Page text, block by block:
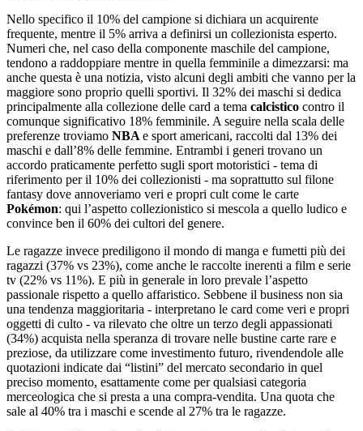
Nello specifico il 10% del campione si dichiara un acquirente
frequente, mentre il 5% arriva a definirsi un collezionista esperto.
Numeri che, nel caso della componente maschile del campione,
tendono a raddoppiare mentre in quella femminile a dimezzarsi: ma
anche questa è una notizia, visto alcuni degli ambiti che vanno per la
maggiore sono proprio quelli sportivi. Il 32% dei maschi si dedica
principalmente alla collezione delle card a tema calcistico contro il
comunque significativo 18% femminile. A seguire nella scala delle
preferenze troviamo NBA e sport americani, raccolti dal 13% dei
maschi e dall’8% delle femmine. Entrambi i generi trovano un
accordo praticamente perfetto sugli sport motoristici - tema di
riferimento per il 10% dei collezionisti - ma soprattutto sul filone
fantasy dove annoveriamo veri e propri cult come le carte
Pokémon: qui l’aspetto collezionistico si mescola a quello ludico e
convince ben il 60% dei cultori del genere.
Le ragazze invece prediligono il mondo di manga e fumetti più dei
ragazzi (37% vs 23%), come anche le raccolte inerenti a film e serie
tv (22% vs 11%). E più in generale in loro prevale l’aspetto
passionale rispetto a quello affaristico. Sebbene il business non sia
una tendenza maggioritaria - interpretano le card come veri e propri
oggetti di culto - va rilevato che oltre un terzo degli appassionati
(34%) acquista nella speranza di trovare nelle bustine carte rare e
preziose, da utilizzare come investimento futuro, rivendendole alle
quotazioni indicate dai “listini” del mercato secondario in quel
preciso momento, esattamente come per qualsiasi categoria
merceologica che si presta a una compra-vendita. Una quota che
sale al 40% tra i maschi e scende al 27% tra le ragazze.